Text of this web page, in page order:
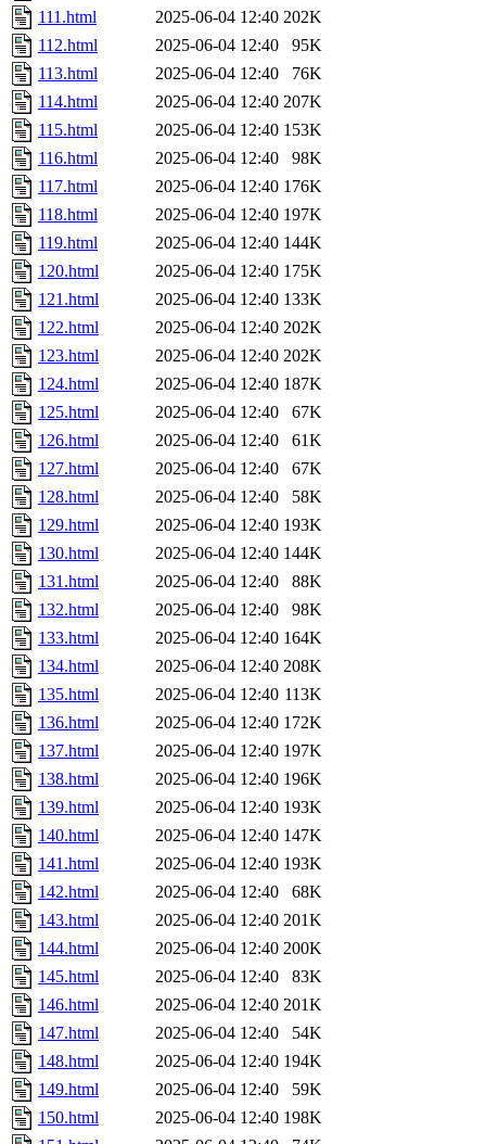
111.html
2025-06-04 12:40 202K
112.html
2025-06-04 12:40
95K
113.html
2025-06-04 12:40
76K
114.html
2025-06-04 12:40 207K
115.html
2025-06-04 12:40 153K
116.html
2025-06-04 12:40
98K
117.html
2025-06-04 12:40 176K
118.html
2025-06-04 12:40 197K
119.html
2025-06-04 12:40 144K
120.html
2025-06-04 12:40 175K
121.html
2025-06-04 12:40 133K
122.html
2025-06-04 12:40 202K
123.html
2025-06-04 12:40 202K
124.html
2025-06-04 12:40 187K
125.html
2025-06-04 12:40
67K
126.html
2025-06-04 12:40
61K
127.html
2025-06-04 12:40
67K
128.html
2025-06-04 12:40
58K
129.html
2025-06-04 12:40 193K
130.html
2025-06-04 12:40 144K
131.html
2025-06-04 12:40
88K
132.html
2025-06-04 12:40
98K
133.html
2025-06-04 12:40 164K
134.html
2025-06-04 12:40 208K
135.html
2025-06-04 12:40 113K
136.html
2025-06-04 12:40 172K
137.html
2025-06-04 12:40 197K
138.html
2025-06-04 12:40 196K
139.html
2025-06-04 12:40 193K
140.html
2025-06-04 12:40 147K
141.html
2025-06-04 12:40 193K
142.html
2025-06-04 12:40
68K
143.html
2025-06-04 12:40 201K
144.html
2025-06-04 12:40 200K
145.html
2025-06-04 12:40
83K
146.html
2025-06-04 12:40 201K
147.html
2025-06-04 12:40
54K
148.html
2025-06-04 12:40 194K
149.html
2025-06-04 12:40
59K
150.html
2025-06-04 12:40 198K